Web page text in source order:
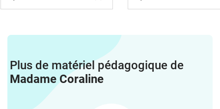
Plus de matériel pédagogique de
Madame Coraline